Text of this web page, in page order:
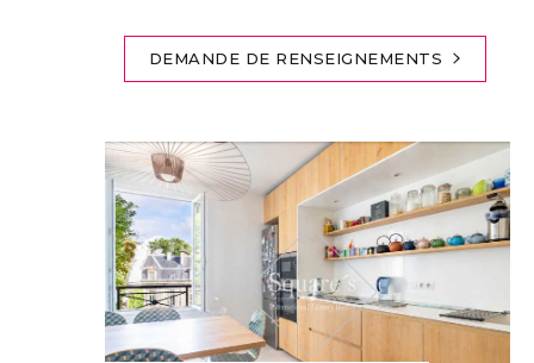
DEMANDE DE RENSEIGNEMENTS